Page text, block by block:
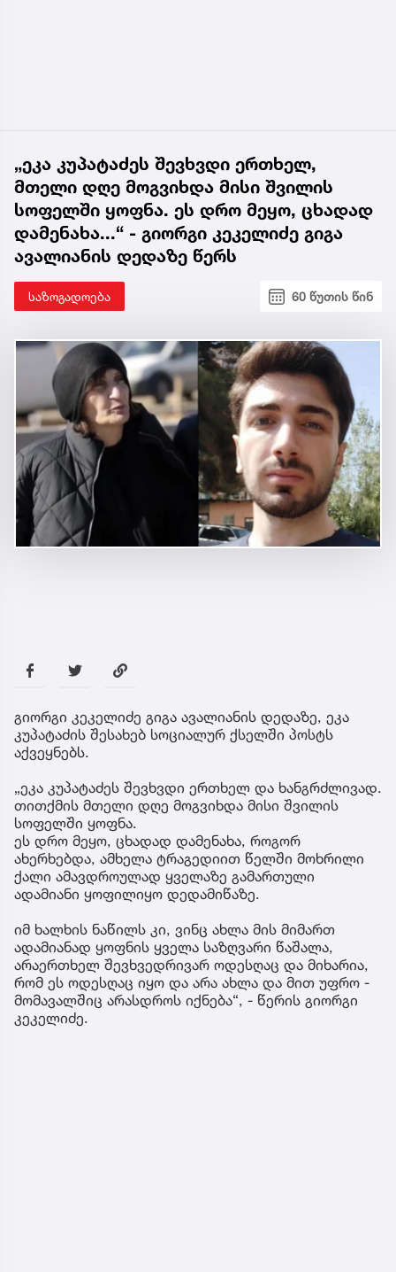
„ეკა კუპატაძეს შევხვდი ერთხელ,
მთელი დღე მოგვიხდა მისი შვილის
სოფელში ყოფნა. ეს დრო მეყო, ცხადად
დამენახა...“ - გიორგი კეკელიძე გიგა
ავალიანის დედაზე წერს
საზოგადოება 60 წუთის წინ
გიორგი კეკელიძე გიგა ავალიანის დედაზე, ეკა
კუპატაძის შესახებ სოციალურ ქსელში პოსტს
აქვეყნებს.
„ეკა კუპატაძეს შევხვდი ერთხელ და ხანგრძლივად.
თითქმის მთელი დღე მოგვიხდა მისი შვილის
სოფელში ყოფნა.
ეს დრო მეყო, ცხადად დამენახა, როგორ
ახერხებდა, ამხელა ტრაგედიით წელში მოხრილი
ქალი ამავდროულად ყველაზე გამართული
ადამიანი ყოფილიყო დედამიწაზე.
იმ ხალხის ნაწილს კი, ვინც ახლა მის მიმართ
ადამიანად ყოფნის ყველა საზღვარი წაშალა,
არაერთხელ შევხვედრივარ ოდესღაც და მიხარია,
რომ ეს ოდესღაც იყო და არა ახლა და მით უფრო -
მომავალშიც არასდროს იქნება“, - წერის გიორგი
კეკელიძე.